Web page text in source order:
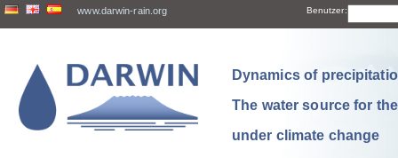
www.darwin-rain.org Benutzer:
Dynamics of
The water source for
under climate change